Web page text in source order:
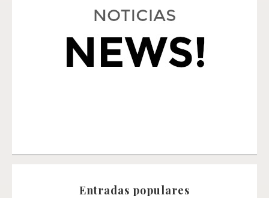
Entradas populares